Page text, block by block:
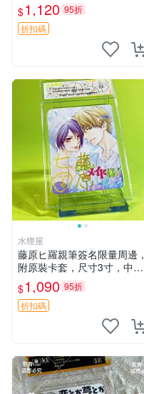
磚 日版中古 默認初瑕 周邊
照片 署名
$1,120 95折
折扣碼
水狸屋
藤原ヒ羅親筆簽名限量周邊，
附原裝卡套，尺寸3寸，中古
輕瑕 會長大人 親筆 簽名 周
邊 卡套 3寸 中古初瑕
$1,090 95折
折扣碼